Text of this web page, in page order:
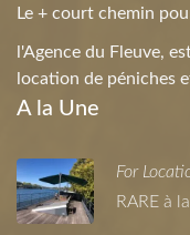
Le + court chemin
l'Agence du Fleuve,
location de péniches
A la Une
For
RARE à